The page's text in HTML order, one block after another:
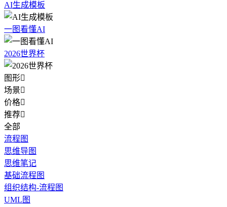
AI生成模板
一图看懂AI
2026世界杯
图形
场景
价格
推荐
全部
流程图
思维导图
思维笔记
基础流程图
组织结构-流程图
UML图